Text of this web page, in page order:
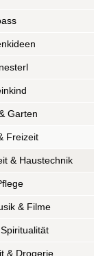
Garten
Freizeit
& Haustechnik
& Filme
& Drogerie